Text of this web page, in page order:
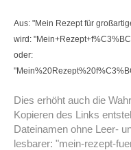
Aus: "Mein Rezept für
wird:
oder:
Dies erhöht auch die
Kopieren des Links
Dateinamen ohne Leer-
lesbarer: "mein-rezept-